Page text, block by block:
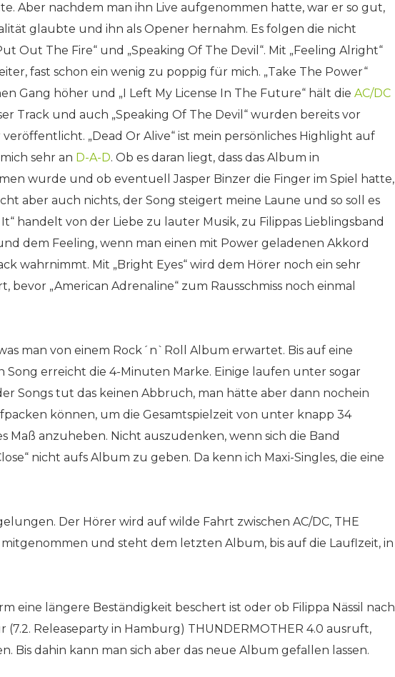
Aber nachdem man ihn Live aufgenommen hatte, war er so gut,
glaubte und ihn als Opener hernahm. Es folgen die nicht
Out The Fire“ und „Speaking Of The Devil“. Mit „Feeling Alright“
fast schon ein wenig zu poppig für mich. „Take The Power“
Gang höher und „I Left My License In The Future“ hält die AC/DC
Track und auch „Speaking Of The Devil“ wurden bereits vor
„Dead Or Alive“ ist mein persönliches Highlight auf
sehr an D-A-D. Ob es daran liegt, dass das Album in
wurde und ob eventuell Jasper Binzer die Finger im Spiel hatte,
aber auch nichts, der Song steigert meine Laune und so soll es
It“ handelt von der Liebe zu lauter Musik, zu Filippas Lieblingsband
dem Feeling, wenn man einen mit Power geladenen Akkord
wahrnimmt. Mit „Bright Eyes“ wird dem Hörer noch ein sehr
bevor „American Adrenaline“ zum Rausschmiss noch einmal
man von einem Rock´n`Roll Album erwartet. Bis auf eine
Song erreicht die 4-Minuten Marke. Einige laufen unter sogar
Songs tut das keinen Abbruch, man hätte aber dann nochein
können, um die Gesamtspielzeit von unter knapp 34
Maß anzuheben. Nicht auszudenken, wenn sich die Band
nicht aufs Album zu geben. Da kenn ich Maxi-Singles, die eine
Der Hörer wird auf wilde Fahrt zwischen AC/DC, THE
mitgenommen und steht dem letzten Album, bis auf die Lauflzeit, in
eine längere Beständigkeit beschert ist oder ob Filippa Nässil nach
Releaseparty in Hamburg) THUNDERMOTHER 4.0 ausruft,
Bis dahin kann man sich aber das neue Album gefallen lassen.